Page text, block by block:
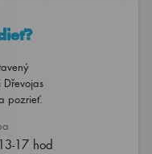
pozrieť.
17 hod